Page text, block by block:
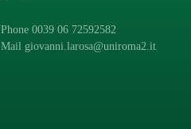
Phone 0039 06 72592582
Mail giovanni.larosa@uniroma2.it